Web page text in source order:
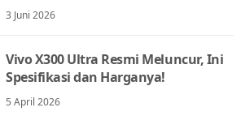
3 Juni 2026
Vivo X300 Ultra Resmi Meluncur, Ini
Spesifikasi dan Harganya!
5 April 2026